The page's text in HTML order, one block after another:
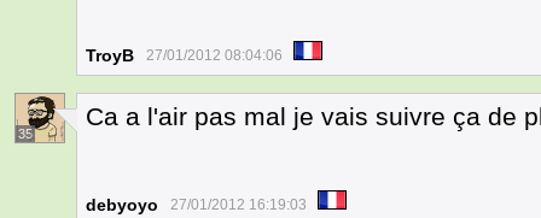
TroyB 27/01/2012 08:04:06
35
Ca a l'air pas mal je vais suivre ça de
debyoyo 27/01/2012 16:19:03